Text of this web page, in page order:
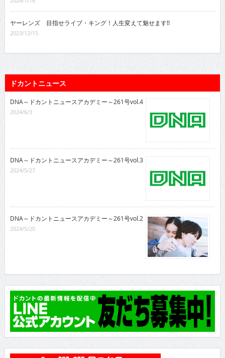
ヤーレンズ 目指せライブ・キング！人生変えて魅せます!!
2023/12/15
ドカントニュース
DNA～ドカントニュースアカデミー～261号vol.4
2024/6/3
DNA～ドカントニュースアカデミー～261号vol.3
2024/5/27
DNA～ドカントニュースアカデミー～261号vol.2
2024/5/20